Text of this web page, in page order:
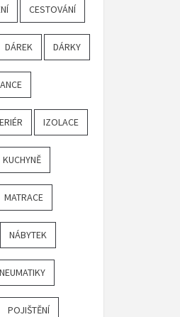
CESTOVÁNÍ
DÁREK DÁRKY
IZOLACE
KUCHYNĚ
MATRACE
NÁBYTEK
POJIŠTĚNÍ